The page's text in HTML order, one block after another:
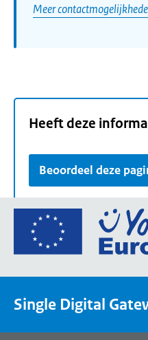
Meer
Heeft deze
Beoordeel deze
Single Digital